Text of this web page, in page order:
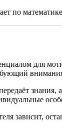
по
для
зависит,